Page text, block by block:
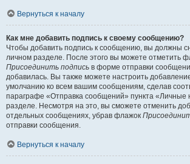
Вернуться к началу
Как мне добавить подпись к своему сообщению?
Чтобы добавить подпись к сообщению, вы должны
личном разделе. После этого вы можете отметить
Присоединить подпись в форме отправки
добавилась. Вы также можете настроить
умолчанию ко всем вашим сообщениям, сделав
параграфе «Отправка сообщений» пункта «Личные
разделе. Несмотря на это, вы сможете отменить
отдельных сообщениях, убрав флажок
отправки сообщения.
Вернуться к началу